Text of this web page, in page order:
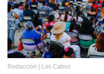
Redacción Los Cabos